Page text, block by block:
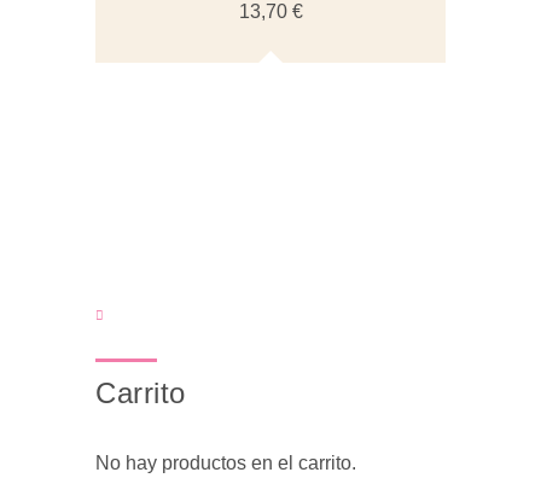
13,70 €
Carrito
No hay productos en el carrito.